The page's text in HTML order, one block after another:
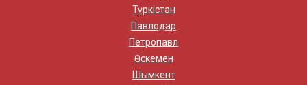
Түркістан
Павлодар
Петропавл
Өскемен
Шымкент